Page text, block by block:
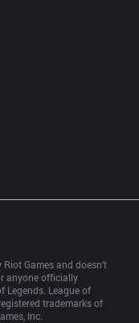
Riot Games and doesn’t
anyone officially
Legends. League of
trademarks of
Inc.